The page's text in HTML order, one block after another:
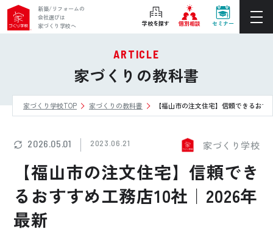
新築/リフォームの
会社選びは
家づくり学校へ
学校を探す 個別相談 セミナー
ぴったりの住宅会社をご提案
個別相談
後悔しない家づくりをレクチャー
セミナーをみる
ご利用は無料！全国20校
お近くの学校を探す
ホーム
ARTICLE
家づくりの教科書
家づくり学校TOP 家づくりの教科書 【福山市の注文住宅】信頼できるおす
【福山市の注文住宅】信頼でき
るおすすめ工務店10社｜2026年
最新
2026.05.01 2023.06.21 家づくり学校